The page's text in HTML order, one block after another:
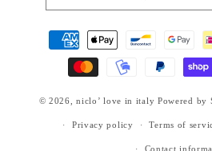
Payment
methods
© 2026,niclo’ love in italy Powered by
Privacy policy Terms of
Contact